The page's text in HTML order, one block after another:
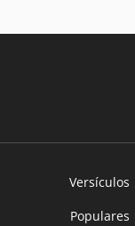
Versículos
Populares